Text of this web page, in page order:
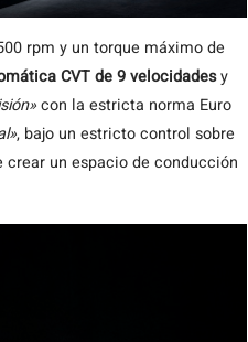
rpm y un torque máximo de
CVT de 9 velocidadesy
con la estricta norma Euro
, bajo un estricto control sobre
crear un espacio de conducción